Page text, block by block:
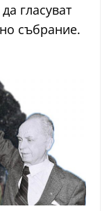
гласуват
събрание.